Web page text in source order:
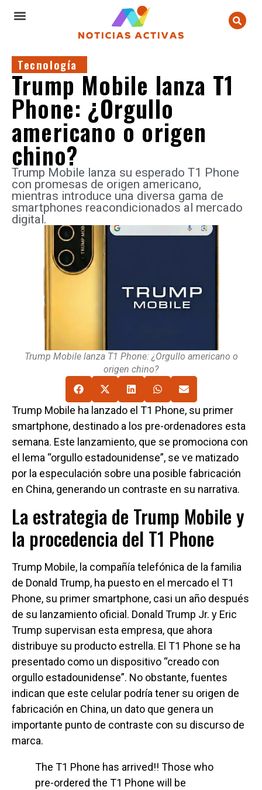
Tecnología
Trump Mobile lanza T1
Phone: ¿Orgullo
americano o origen
chino?
Trump Mobile lanza su esperado T1 Phone
con promesas de origen americano,
mientras introduce una diversa gama de
smartphones reacondicionados al mercado
digital.
Trump Mobile lanza T1 Phone: ¿Orgullo americano o
origen chino?
Trump Mobile ha lanzado el T1 Phone, su primer
smartphone, destinado a los pre-ordenadores esta
semana. Este lanzamiento, que se promociona con
el lema “orgullo estadounidense”, se ve matizado
por la especulación sobre una posible fabricación
en China, generando un contraste en su narrativa.
La estrategia de Trump Mobile y
la procedencia del T1 Phone
Trump Mobile, la compañía telefónica de la familia
de Donald Trump, ha puesto en el mercado el T1
Phone, su primer smartphone, casi un año después
de su lanzamiento oficial. Donald Trump Jr. y Eric
Trump supervisan esta empresa, que ahora
distribuye su producto estrella. El T1 Phone se ha
presentado como un dispositivo “creado con
orgullo estadounidense”. No obstante, fuentes
indican que este celular podría tener su origen de
fabricación en China, un dato que genera un
importante punto de contraste con su discurso de
marca.
The T1 Phone has arrived!! Those who
pre-ordered the T1 Phone will be